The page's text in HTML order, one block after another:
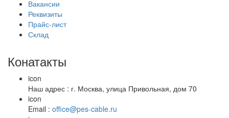
Вакансии
Реквизиты
Прайс-лист
Склад
Конатакты
icon
Наш адрес : г. Москва, улица Привольная, дом 70
icon
Email : office@pes-cable.ru